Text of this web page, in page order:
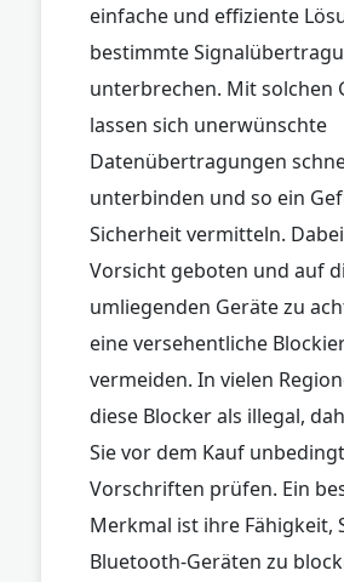
einfache und effiziente
bestimmte
unterbrechen. Mit solchen
lassen sich unerwünschte
Datenübertragungen
unterbinden und so ein
Sicherheit vermitteln.
Vorsicht geboten und auf
umliegenden Geräte zu
eine versehentliche
vermeiden. In vielen
diese Blocker als illegal,
Sie vor dem Kauf
Vorschriften prüfen. Ein
Merkmal ist ihre Fähigkeit,
Bluetooth-Geräten zu